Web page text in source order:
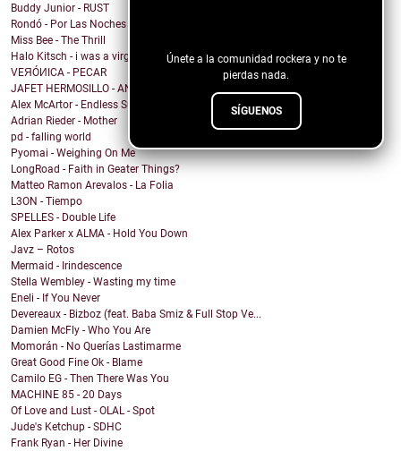
Únete a la comunidad rockera y no te
pierdas nada.
SÍGUENOS
Buddy Junior - RUST
Rondó - Por Las Noches
Miss Bee - The Thrill
Halo Kitsch - i was a virgin (on drugs)
VEЯÓИICA - PECAR
JAFET HERMOSILLO - ANXIETY
Alex McArtor - Endless Summer
Adrian Rieder - Mother
pd - falling world
Pyomai - Weighing On Me
LongRoad - Faith in Geater Things?
Matteo Ramon Arevalos - La Folia
L3ON - Tiempo
SPELLES - Double Life
Alex Parker x ALMA - Hold You Down
Javz – Rotos
Mermaid - Irindescence
Stella Wembley - Wasting my time
Eneli - If You Never
Devereaux - Bizboz (feat. Baba Smiz & Full Stop Ve...
Damien McFly - Who You Are
Momorán - No Querías Lastimarme
Great Good Fine Ok - Blame
Camilo EG - Then There Was You
MACHINE 85 - 20 Days
Of Love and Lust - OLAL - Spot
Jude's Ketchup - SDHC
Frank Ryan - Her Divine